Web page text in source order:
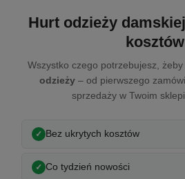
Hurt odzieży
kosztów
Wszystko czego potrzebujesz,
odzieży– od pierwszego
sprzedaży w Twoim
Bez ukrytych kosztów
Co tydzień nowości